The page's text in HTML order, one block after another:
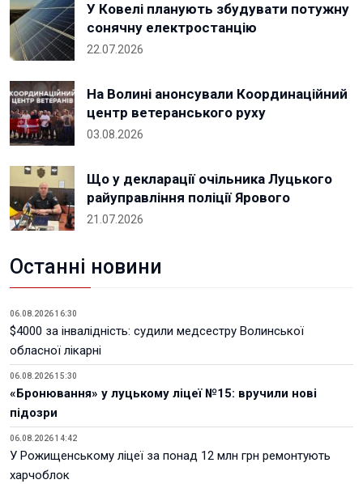
У Ковелі планують збудувати потужну
сонячну електростанцію
22.07.2026
На Волині анонсували Координаційний
центр ветеранського руху
03.08.2026
Що у декларації очільника Луцького
райуправління поліції Ярового
21.07.2026
Останні новини
06.08.2026 16:30
$4000 за інвалідність: судили медсестру Волинської
обласної лікарні
06.08.2026 15:30
«Бронювання» у луцькому ліцеї №15: вручили нові
підозри
06.08.2026 14:42
У Рожищенському ліцеї за понад 12 млн грн ремонтують
харчоблок